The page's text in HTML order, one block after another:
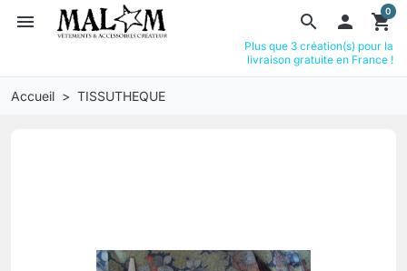
search
menu  shopping_cart
0
Plus que 3 création(s) pour la
livraison gratuite en France !
Accueil TISSUTHEQUE